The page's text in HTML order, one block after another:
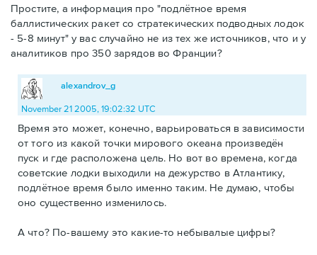
Простите, а информация про "подлётное время
баллистических ракет со стратекических подводных лодок
- 5-8 минут" у вас случайно не из тех же источников, что и у
аналитиков про 350 зарядов во Франции?
alexandrov_g
November 21 2005, 19:02:32 UTC
Время это может, конечно, варьироваться в зависимости
от того из какой точки мирового океана произведён
пуск и где расположена цель. Но вот во времена, когда
советские лодки выходили на дежурство в Атлантику,
подлётное время было именно таким. Не думаю, чтобы
оно существенно изменилось.
А что? По-вашему это какие-то небывалые цифры?